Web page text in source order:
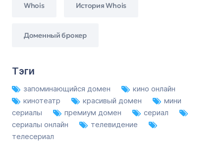
Whois История Whois
Доменный брокер
Тэги
запоминающийся домен
кино онлайн
кинотеатр
красивый домен
мини
сериалы
премиум домен
сериал
сериалы онлайн
телевидение
телесериал